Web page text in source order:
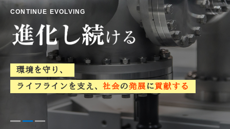
水道用資材の専門商社として
水を通して、 人々の快適な生活環境を提案
CONTINUE EVOLVING
環境を守り、
ライフラインを支え、社会の発展 に貢献する
健全な経営維持継続
社員の幸せと 社会貢献を追求する